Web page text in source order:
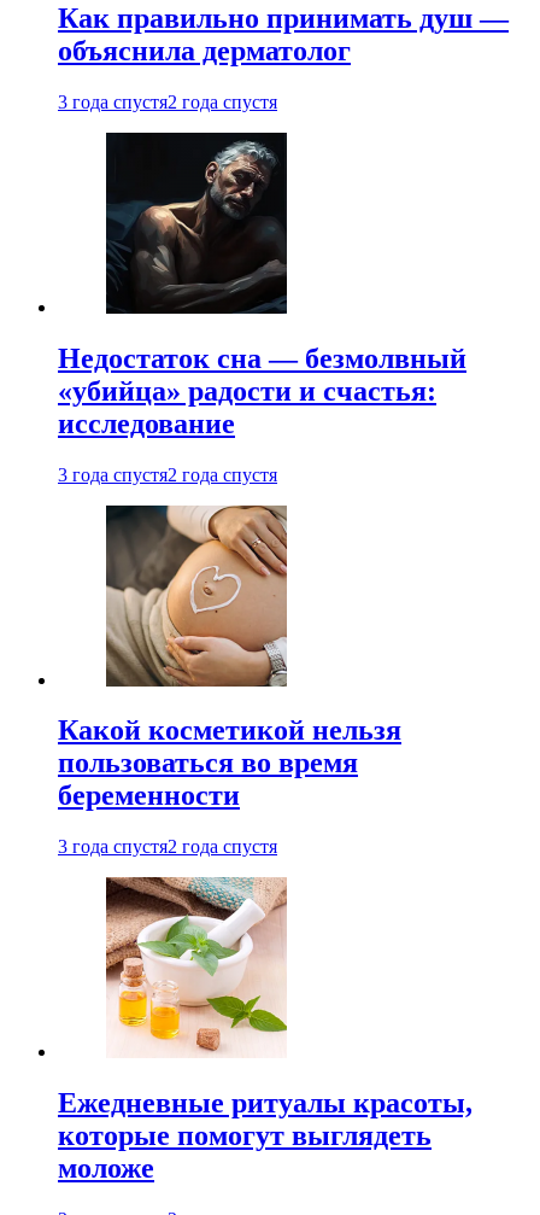
Как правильно принимать душ —
объяснила дерматолог
3 года спустя2 года спустя
Недостаток сна — безмолвный
«убийца» радости и счастья:
исследование
3 года спустя2 года спустя
Какой косметикой нельзя
пользоваться во время
беременности
3 года спустя2 года спустя
Ежедневные ритуалы красоты,
которые помогут выглядеть
моложе